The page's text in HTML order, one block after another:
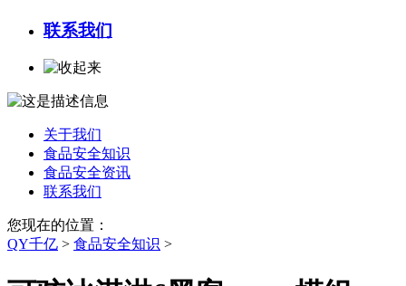
联系我们
关于我们
食品安全知识
食品安全资讯
联系我们
您现在的位置：
QY千亿 > 食品安全知识 >